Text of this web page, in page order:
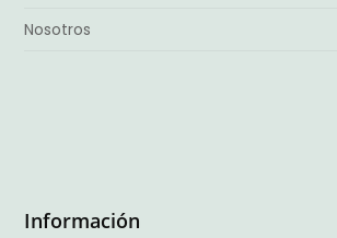
Nosotros
Información